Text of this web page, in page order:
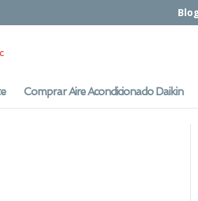
Comprar Aire Acondicionado Daikin